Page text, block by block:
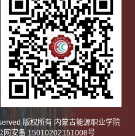
版权所有 内蒙古能源职业学院
网安备 15010202151008号